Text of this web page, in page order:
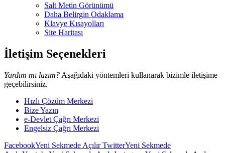
Salt Metin Görünümü
Daha Belirgin Odaklama
Klavye Kısayolları
Site Haritası
İletişim Seçenekleri
Yardım mı lazım? Aşağıdaki yöntemleri kullanarak bizimle iletişime
geçebilirsiniz.
Hızlı Çözüm Merkezi
Bize Yazın
e-Devlet Çağrı Merkezi
Engelsiz Çağrı Merkezi
FacebookYeni Sekmede AçılırTwitterYeni Sekmede